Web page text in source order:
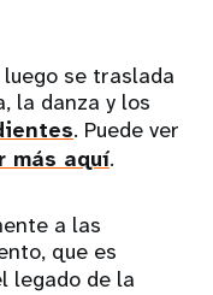
se traslada
la danza y los
. Puede ver
más aquí.
a las
que es
legado de la